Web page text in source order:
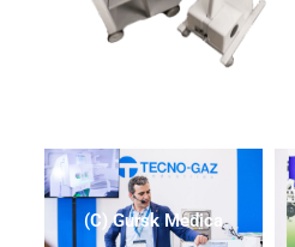
(C) Gursk Medica